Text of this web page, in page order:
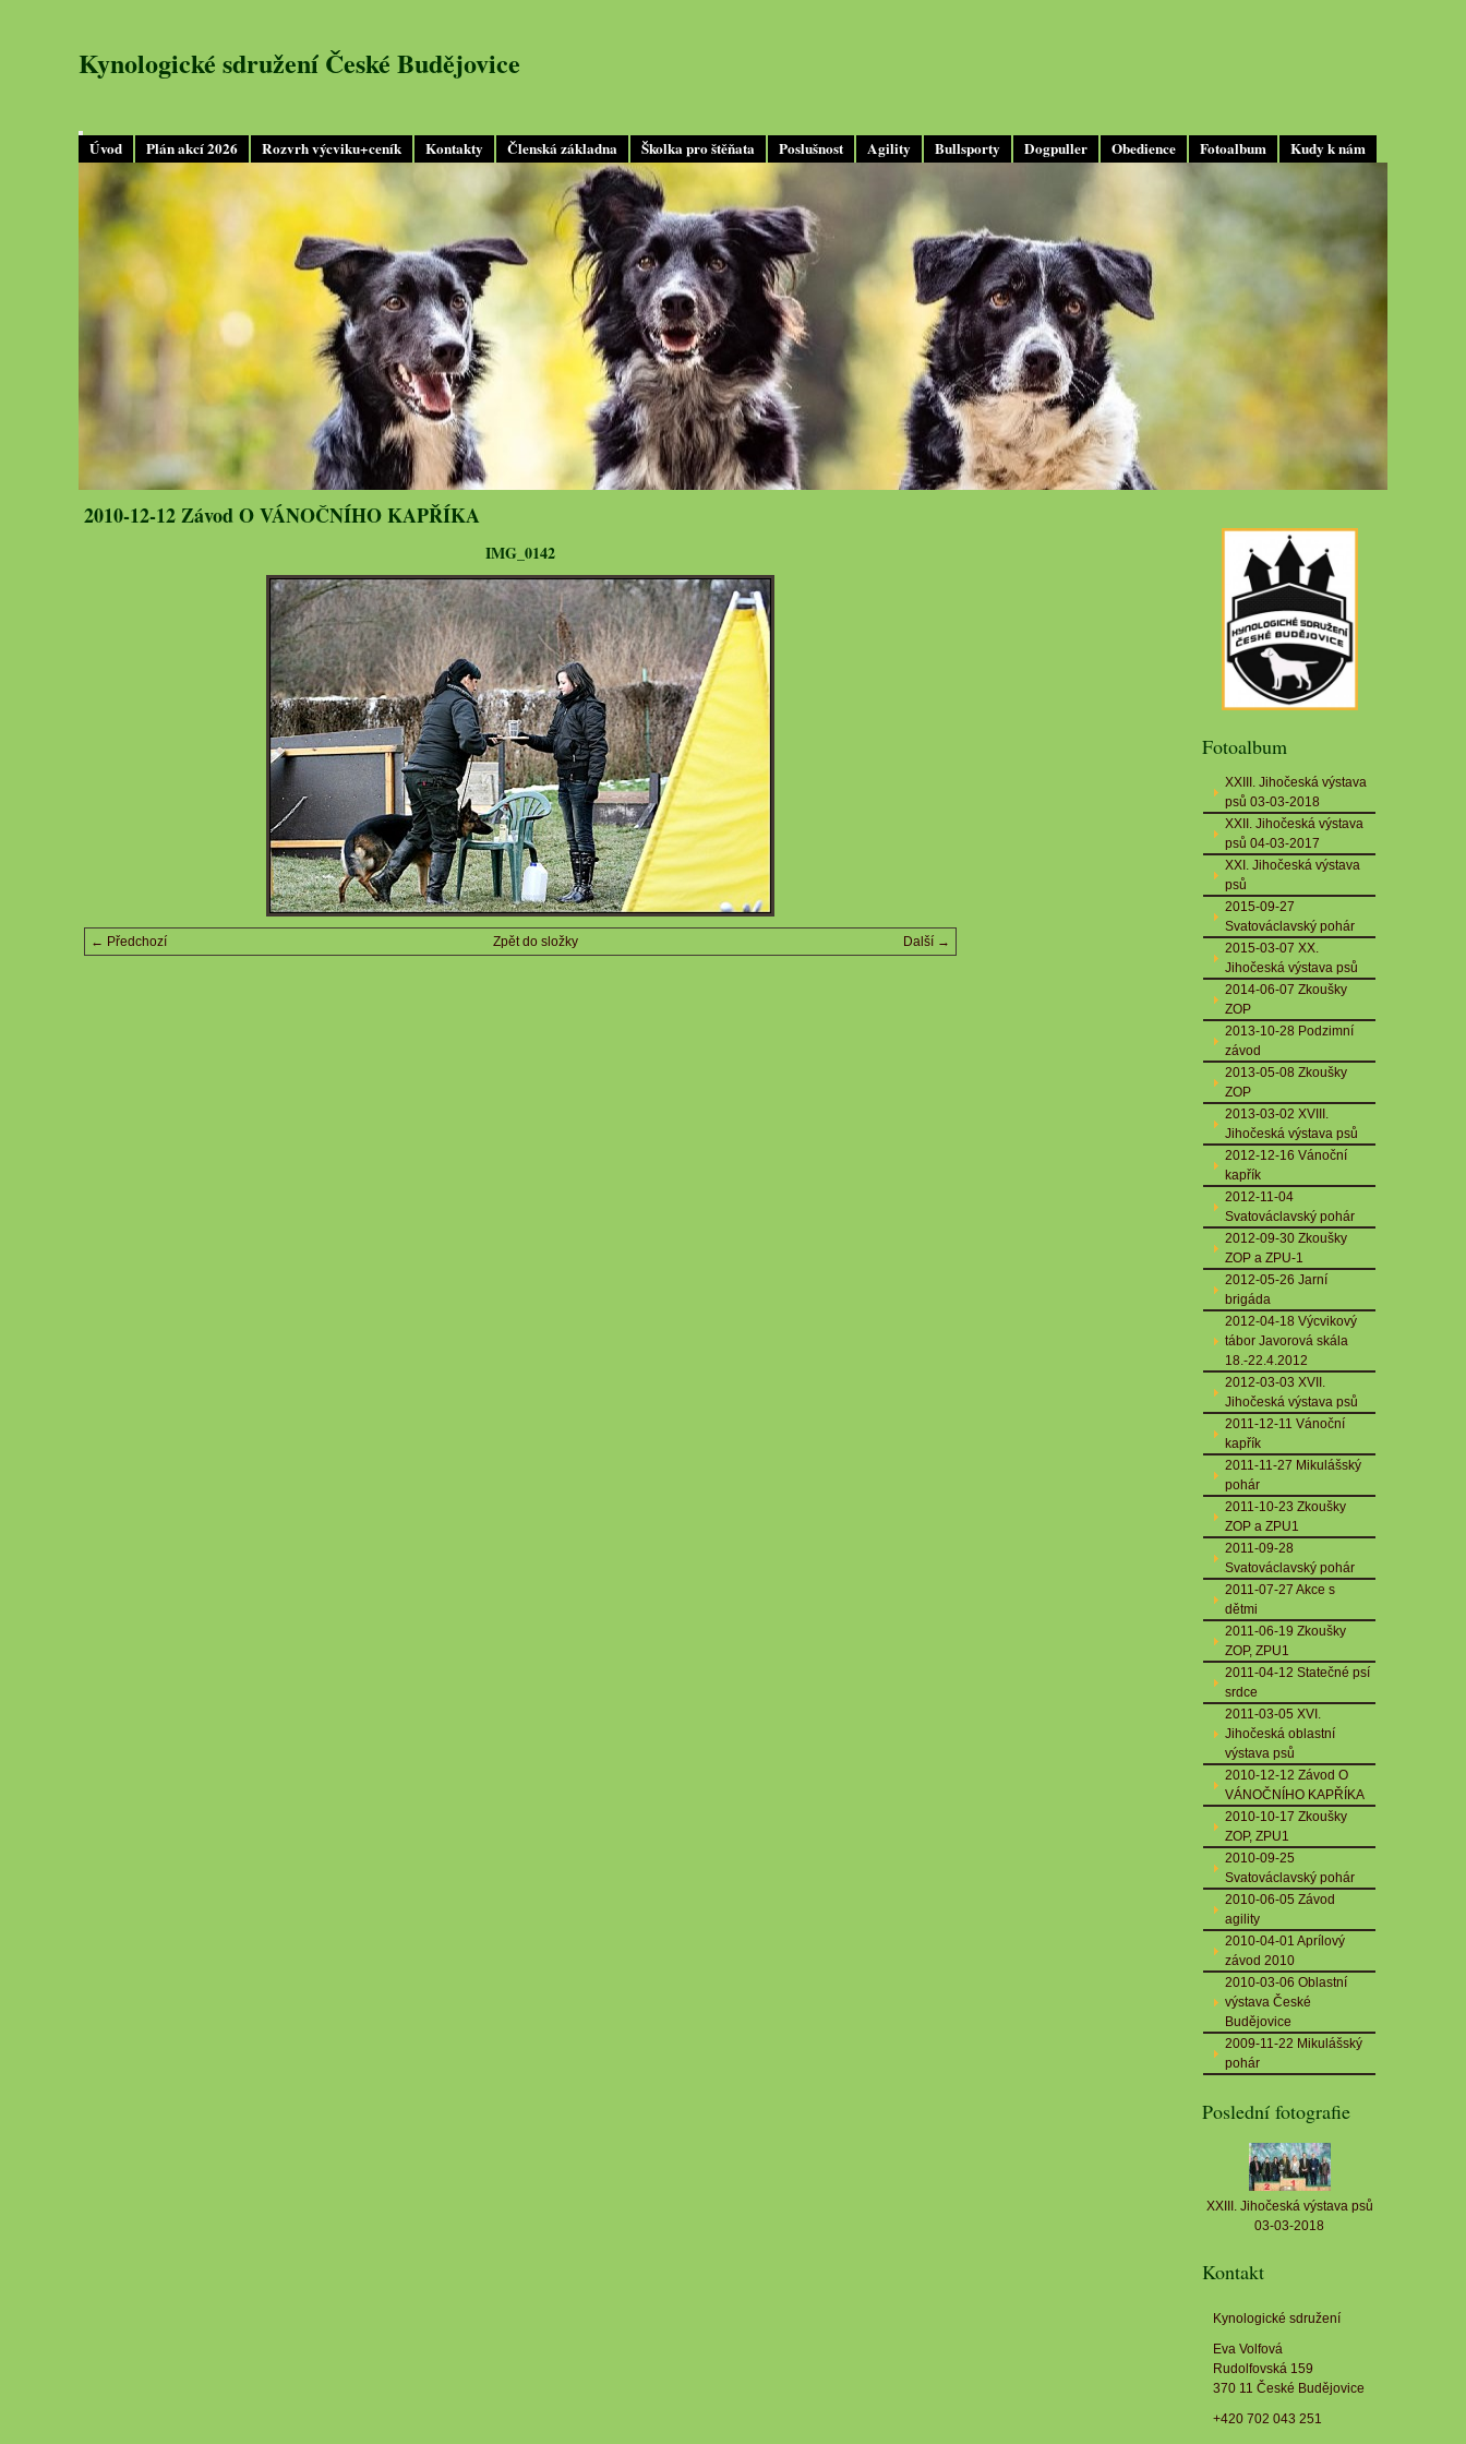
Úvod Plán akcí 2026 Rozvrh výcviku+ceník Kontakty Členská základna Školka pro štěňata Poslušnost Agility Bullsporty Dogpuller Obedience Fotoalbum Kudy k nám
Kynologické sdružení České Budějovice
2010-12-12 Závod O VÁNOČNÍHO KAPŘÍKA
IMG_0142
← Předchozí Další →
Zpět do složky
Fotoalbum
XXIII. Jihočeská výstava
psů 03-03-2018
XXII. Jihočeská výstava
psů 04-03-2017
XXI. Jihočeská výstava
psů
2015-09-27
Svatováclavský pohár
2015-03-07 XX.
Jihočeská výstava psů
2014-06-07 Zkoušky
ZOP
2013-10-28 Podzimní
závod
2013-05-08 Zkoušky
ZOP
2013-03-02 XVIII.
Jihočeská výstava psů
2012-12-16 Vánoční
kapřík
2012-11-04
Svatováclavský pohár
2012-09-30 Zkoušky
ZOP a ZPU-1
2012-05-26 Jarní
brigáda
2012-04-18 Výcvikový
tábor Javorová skála
18.-22.4.2012
2012-03-03 XVII.
Jihočeská výstava psů
2011-12-11 Vánoční
kapřík
2011-11-27 Mikulášský
pohár
2011-10-23 Zkoušky
ZOP a ZPU1
2011-09-28
Svatováclavský pohár
2011-07-27 Akce s
dětmi
2011-06-19 Zkoušky
ZOP, ZPU1
2011-04-12 Statečné psí
srdce
2011-03-05 XVI.
Jihočeská oblastní
výstava psů
2010-12-12 Závod O
VÁNOČNÍHO KAPŘÍKA
2010-10-17 Zkoušky
ZOP, ZPU1
2010-09-25
Svatováclavský pohár
2010-06-05 Závod
agility
2010-04-01 Aprílový
závod 2010
2010-03-06 Oblastní
výstava České
Budějovice
2009-11-22 Mikulášský
pohár
Poslední fotografie
XXIII. Jihočeská výstava psů
03-03-2018
Kontakt
Kynologické sdružení
Eva Volfová
Rudolfovská 159
370 11 České Budějovice
+420 702 043 251